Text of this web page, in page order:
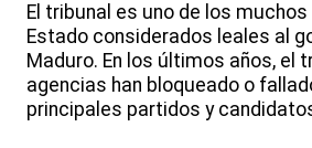
El tribunal es uno de los
Estado considerados leales al
Maduro. En los últimos años, el
agencias han bloqueado o
principales partidos y